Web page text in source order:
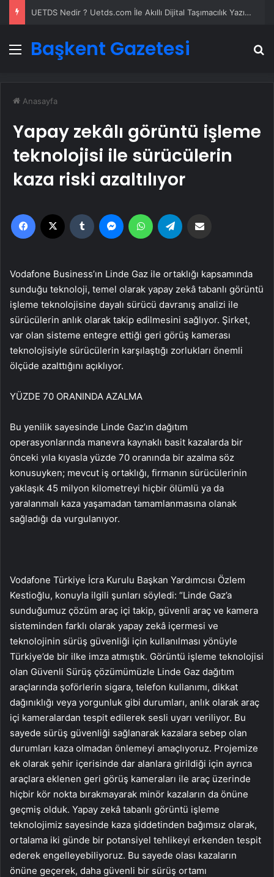
UETDS Nedir ? Uetds.com İle Akıllı Dijital Taşımacılık Yazılımı
Menü
Başkent Gazetesi
Anasayfa
Yapay zekâlı görüntü işleme
teknolojisi ile sürücülerin
kaza riski azaltılıyor
Facebook Tumblr MessengerWhatsApp
Vodafone Business’ın Linde Gaz ile ortaklığı kapsamında
sunduğu teknoloji, temel olarak yapay zekâ tabanlı görüntü
işleme teknolojisine dayalı sürücü davranış analizi ile
sürücülerin anlık olarak takip edilmesini sağlıyor. Şirket,
var olan sisteme entegre ettiği geri görüş kamerası
teknolojisiyle sürücülerin karşılaştığı zorlukları önemli
ölçüde azalttığını açıklıyor.
YÜZDE 70 ORANINDA AZALMA
Bu yenilik sayesinde Linde Gaz’ın dağıtım
operasyonlarında manevra kaynaklı basit kazalarda bir
önceki yıla kıyasla yüzde 70 oranında bir azalma söz
konusuyken; mevcut iş ortaklığı, firmanın sürücülerinin
yaklaşık 45 milyon kilometreyi hiçbir ölümlü ya da
yaralanmalı kaza yaşamadan tamamlanmasına olanak
sağladığı da vurgulanıyor.
Vodafone Türkiye İcra Kurulu Başkan Yardımcısı Özlem
Kestioğlu, konuyla ilgili şunları söyledi: “Linde Gaz’a
sunduğumuz çözüm araç içi takip, güvenli araç ve kamera
sisteminden farklı olarak yapay zekâ içermesi ve
teknolojinin sürüş güvenliği için kullanılması yönüyle
Türkiye’de bir ilke imza atmıştık. Görüntü işleme teknolojisi
olan Güvenli Sürüş çözümümüzle Linde Gaz dağıtım
araçlarında şoförlerin sigara, telefon kullanımı, dikkat
dağınıklığı veya yorgunluk gibi durumları, anlık olarak araç
içi kameralardan tespit edilerek sesli uyarı veriliyor. Bu
sayede sürüş güvenliği sağlanarak kazalara sebep olan
durumları kaza olmadan önlemeyi amaçlıyoruz. Projemize
ek olarak şehir içerisinde dar alanlara girildiği için ayrıca
araçlara eklenen geri görüş kameraları ile araç üzerinde
hiçbir kör nokta bırakmayarak minör kazaların da önüne
geçmiş olduk. Yapay zekâ tabanlı görüntü işleme
teknolojimiz sayesinde kaza şiddetinden bağımsız olarak,
ortalama iki günde bir potansiyel tehlikeyi erkenden tespit
ederek engelleyebiliyoruz. Bu sayede olası kazaların
önüne geçerek, daha güvenli bir sürüş ortamı